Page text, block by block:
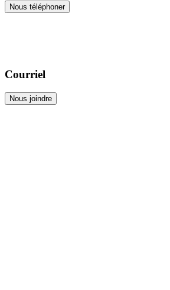
Nous téléphoner
Courriel
Nous joindre